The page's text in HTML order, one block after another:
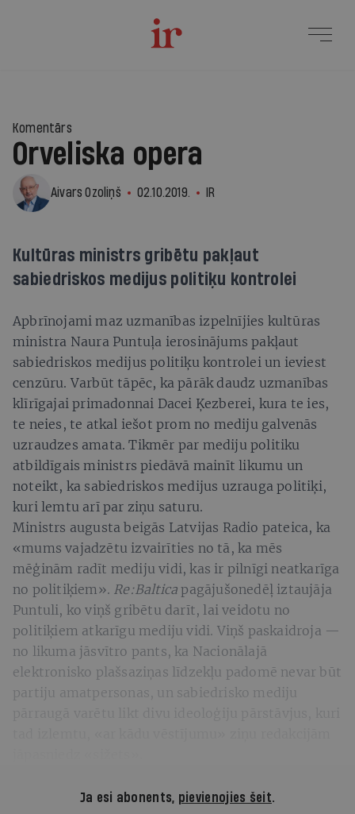
Komentārs
Orveliska opera
Aivars Ozoliņš 02.10.2019. IR
Kultūras ministrs gribētu pakļaut
sabiedriskos medijus politiķu kontrolei
Apbrīnojami maz uzmanības izpelnījies kultūras
ministra Naura Puntuļa ierosinājums pakļaut
sabiedriskos medijus politiķu kontrolei un ieviest
cenzūru. Varbūt tāpēc, ka pārāk daudz uzmanības
klīrīgajai primadonnai Dacei Ķezberei, kura te ies,
te neies, te atkal iešot prom no mediju galvenās
uzraudzes amata. Tikmēr par mediju politiku
atbildīgais ministrs piedāvā mainīt likumu un
noteikt, ka sabiedriskos medijus uzrauga politiķi,
kuri lemtu arī par ziņu saturu.
Ministrs augusta beigās Latvijas Radio pateica, ka
«mums vajadzētu izvairīties no tā, ka mēs
mēģinām radīt mediju vidi, kas ir pilnīgi neatkarīga
no politiķiem». Re:Baltica pagājušonedēļ iztaujāja
Puntuli, ko viņš gribētu darīt, lai veidotu no
politiķiem atkarīgu mediju vidi. Viņš paskaidroja —
no likuma jāsvītro pants, ka Nacionālajā
elektronisko plašsaziņas līdzekļu padomē nevar būt
partiju amatpersonas, un sabiedrisko mediju
Ja esi abonents, pievienojies šeit.